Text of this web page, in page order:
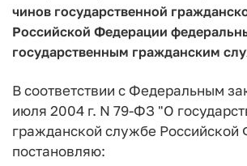
чинов государственной
Российской Федерации
государственным гражданским
В соответствии с Федеральным
июля 2004 г. N 79-ФЗ "О
гражданской службе Российской
постановляю: